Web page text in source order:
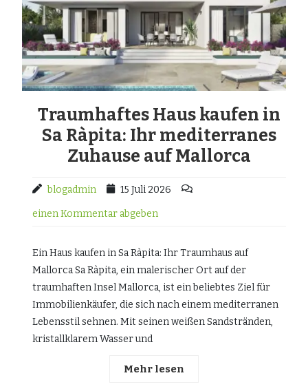
Traumhaftes Haus kaufen in
Sa Ràpita: Ihr mediterranes
Zuhause auf Mallorca
blogadmin 15 Juli 2026
einen Kommentar abgeben
Ein Haus kaufen in Sa Ràpita: Ihr Traumhaus auf
Mallorca Sa Ràpita, ein malerischer Ort auf der
traumhaften Insel Mallorca, ist ein beliebtes Ziel für
Immobilienkäufer, die sich nach einem mediterranen
Lebensstil sehnen. Mit seinen weißen Sandstränden,
kristallklarem Wasser und
Mehr lesen